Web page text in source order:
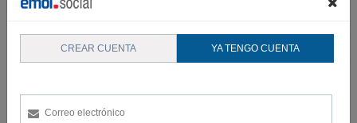
CREAR CUENTA YA TENGO CUENTA